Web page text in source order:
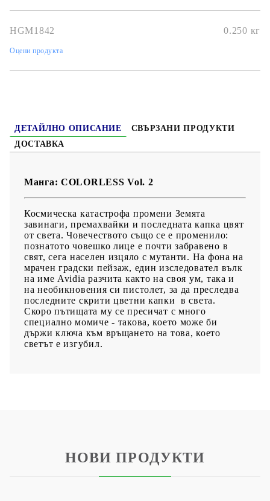
Дата на издаване:
Жанр:Action, Fantasy, Super Power
HGM1842 0.250 кг
Оцени продукта
ДЕТАЙЛНО ОПИСАНИЕ
СВЪРЗАНИ ПРОДУКТИ
ДОСТАВКА
Манга: COLORLESS Vol. 2
Космическа катастрофа промени Земята
завинаги, премахвайки и последната капка цвят
от света. Човечеството също се е променило:
познатото човешко лице е почти забравено в
свят, сега населен изцяло с мутанти. На фона на
мрачен градски пейзаж, един изследовател вълк
на име Avidia разчита както на своя ум, така и
на необикновения си пистолет, за да преследва
последните скрити цветни капки в света.
Скоро пътищата му се пресичат с много
специално момиче - такова, което може би
държи ключа към връщането на това, което
светът е изгубил.
НОВИ ПРОДУКТИ